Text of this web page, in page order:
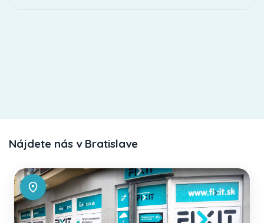
Nájdete nás v Bratislave